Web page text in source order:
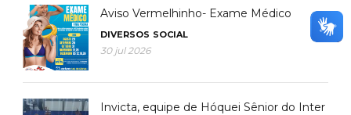
Aviso Vermelhinho- Exame Médico
DIVERSOS SOCIAL
30 jul 2026
Invicta, equipe de Hóquei Sênior do Inter